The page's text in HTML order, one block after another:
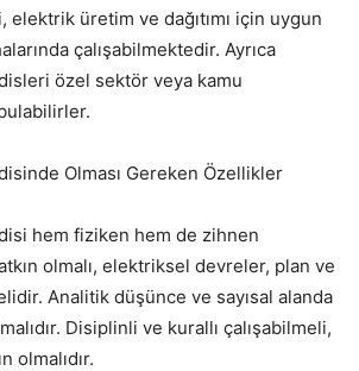
üretim ve dağıtımı için uygun
çalışabilmektedir. Ayrıca
özel sektör veya kamu
Olması Gereken Özellikler
hem fiziken hem de zihnen
olmalı, elektriksel devreler, plan ve
Analitik düşünce ve sayısal alanda
Disiplinli ve kurallı çalışabilmeli,
olmalıdır.